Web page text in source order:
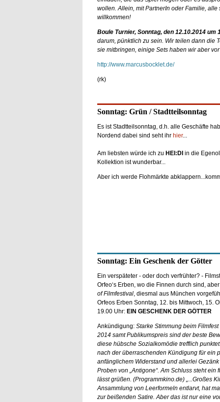
wollen. Allein, mit PartnerIn oder Familie, alle
willkommen!
Boule Turnier, Sonntag, den 12.10.2014
darum, pünktlich zu sein. Wir teilen dann die
sie mitbringen, einige Sets haben wir aber vor
http://www.marcusbocklet.de/
(rk)
Sonntag: Grün / Stadtteilsonntag
Es ist Stadtteilsonntag, d.h. alle Geschäfte
Nordend dabei sind seht ihr hier...
Am liebsten würde ich zu HEI:DI in die
Kollektion ist wunderbar...
Aber ich werde Flohmärkte
Sonntag: Ein Geschenk der Götter
Ein verspäteter - oder doch verfrühter? -
Orfeo‘s Erben, wo die Finnen durch sind,
of Filmfestival, diesmal aus München
Orfeos Erben Sonntag, 12. bis Mittwoch, 15.
19.00 Uhr: EIN GESCHENK DER GÖTTER
Ankündigung: Starke Stimmung beim
2014 samt Publikumspreis sind der beste
diese hübsche Sozialkomödie trefflich
nach der überraschenden Kündigung für ein
anfänglichem Widerstand und allerlei
Proben von „Antigone“. Am Schluss steht ein
lässt grüßen. (Programmkino.de) „...Großes
Ansammlung von Leerformeln entlarvt, hat
zur beißenden Satire. Aber das ist nur eine